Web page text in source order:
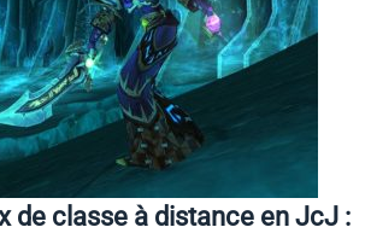
de classe à distance en JcJ :